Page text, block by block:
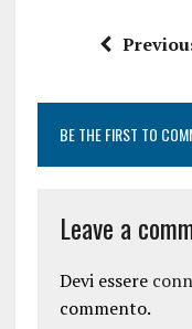
BE THE FIRST TO
Leave a
Devi essere
commento.